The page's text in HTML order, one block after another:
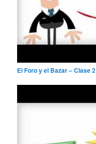
El Foro y el Bazar – Clase 2